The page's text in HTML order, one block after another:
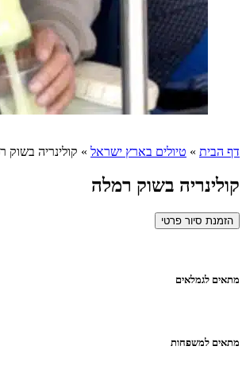
דף הבית » טיולים בארץ ישראל » קולינריה בשוק
קולינריה בשוק רמלה
הזמנת סיור פרטי
מתאים לגמלאים
מתאים למשפחות